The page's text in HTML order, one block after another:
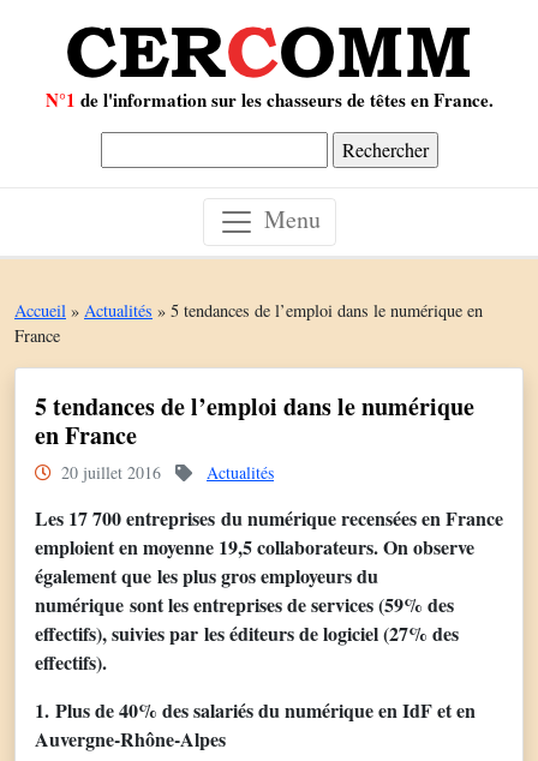
N°1 de l'information sur les chasseurs de têtes en France.
Menu
Accueil » Actualités » 5 tendances de l’emploi dans le numérique en
France
5 tendances de l’emploi dans le numérique
en France
20 juillet 2016 Actualités
Les 17 700 entreprises du numérique recensées en France
emploient en moyenne 19,5 collaborateurs. On observe
également que les plus gros employeurs du
numérique sont les entreprises de services (59% des
effectifs), suivies par les éditeurs de logiciel (27% des
effectifs).
1. Plus de 40% des salariés du numérique en IdF et en
Auvergne-Rhône-Alpes